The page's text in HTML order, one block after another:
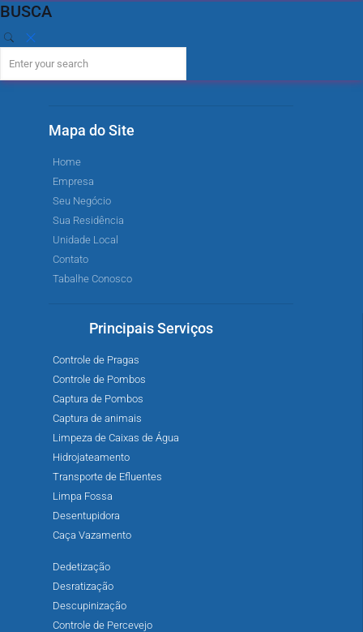
BUSCA
Mapa do Site
Home
Empresa
Seu Negócio
Sua Residência
Unidade Local
Contato
Tabalhe Conosco
Principais Serviços
Controle de Pragas
Controle de Pombos
Captura de Pombos
Captura de animais
Limpeza de Caixas de Água
Hidrojateamento
Transporte de Efluentes
Limpa Fossa
Desentupidora
Caça Vazamento
Dedetização
Desratização
Descupinização
Controle de Percevejo